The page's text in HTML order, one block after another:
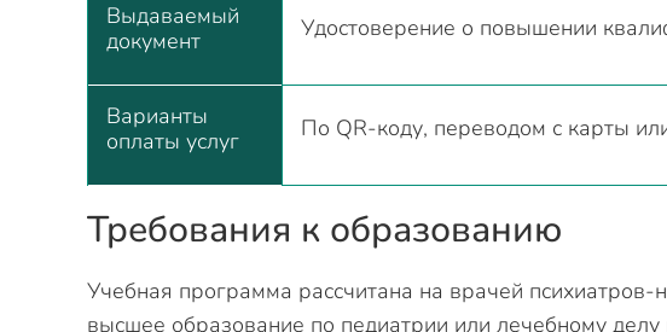
Выдаваемый
документ
Удостоверение о повышении
Варианты
оплаты услуг
По QR-коду, переводом с карты
Требования к образованию
Учебная программа рассчитана на врачей
высшее образование по педиатрии или лечебному делу